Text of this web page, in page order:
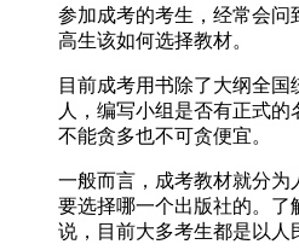
参加成考的考生，经常会
高生该如何选择教材。
目前成考用书除了大纲全
人，编写小组是否有正式
不能贪多也不可贪便宜。
一般而言，成考教材就分
要选择哪一个出版社的。
说，目前大多考生都是以人